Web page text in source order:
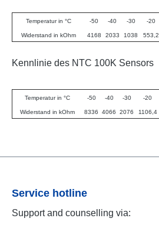
Temperatur in °C -50 -40 -30 -20
Widerstand in kOhm 4168 2033 1038 553,2
Kennlinie des NTC 100K Sensors
Temperatur in °C -50 -40 -30 -20
Widerstand in kOhm 8336 4066 2076 1106,4
Service hotline
Support and counselling via: